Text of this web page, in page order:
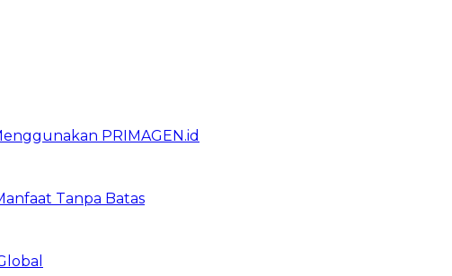
PRIMAGEN.id
Tanpa Batas